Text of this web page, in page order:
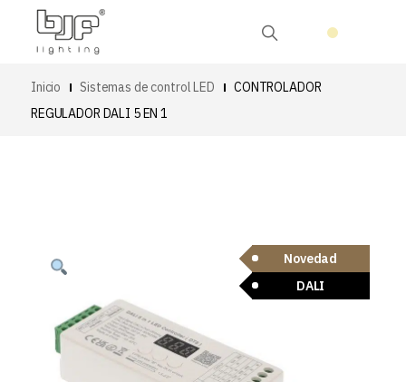
Inicio Sistemas de control LED
CONTROLADOR
REGULADOR DALI 5 EN 1
Novedad
DALI